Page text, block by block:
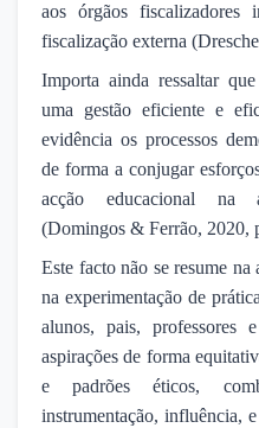
aos órgãos fiscalizadores
fiscalização externa
Importa ainda ressaltar
uma gestão eficiente e
evidência os processos
de forma a conjugar
acção educacional na
(Domingos & Ferrão, 2020,
Este facto não se resume
na experimentação de
alunos, pais, professores
aspirações de forma
e padrões éticos,
instrumentação, influência,